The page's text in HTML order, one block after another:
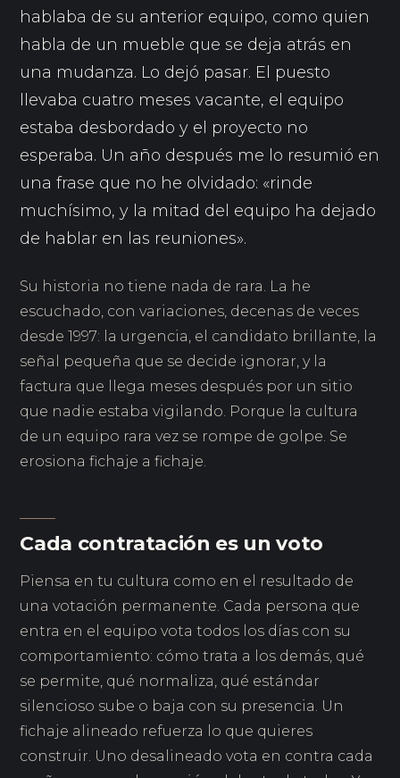
hablaba de su anterior equipo, como quien
habla de un mueble que se deja atrás en
una mudanza. Lo dejó pasar. El puesto
llevaba cuatro meses vacante, el equipo
estaba desbordado y el proyecto no
esperaba. Un año después me lo resumió en
una frase que no he olvidado: «rinde
muchísimo, y la mitad del equipo ha dejado
de hablar en las reuniones».
Su historia no tiene nada de rara. La he
escuchado, con variaciones, decenas de veces
desde 1997: la urgencia, el candidato brillante, la
señal pequeña que se decide ignorar, y la
factura que llega meses después por un sitio
que nadie estaba vigilando. Porque la cultura
de un equipo rara vez se rompe de golpe. Se
erosiona fichaje a fichaje.
Cada contratación es un voto
Piensa en tu cultura como en el resultado de
una votación permanente. Cada persona que
entra en el equipo vota todos los días con su
comportamiento: cómo trata a los demás, qué
se permite, qué normaliza, qué estándar
silencioso sube o baja con su presencia. Un
fichaje alineado refuerza lo que quieres
construir. Uno desalineado vota en contra cada